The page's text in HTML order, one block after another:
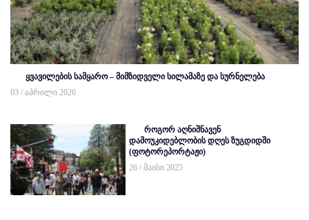
ყვავილების სამყარო – მიმზიდველი სილამაზე და სურნელება
03 / აპრილი 2026
როგორ აღნიშნავენ
დამოუკიდებლობის დღეს ზუგდიდში
(ფოტორეპორტაჟი)
26 / მაისი 2025